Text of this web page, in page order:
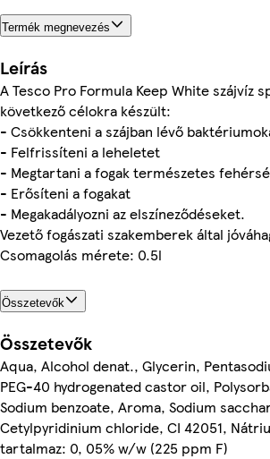
Termék megnevezés
Leírás
A Tesco Pro Formula Keep White szájvíz
következő célokra készült:
- Csökkenteni a szájban lévő
- Felfrissíteni a leheletet
- Megtartani a fogak természetes
- Erősíteni a fogakat
- Megakadályozni az elszíneződéseket.
Vezető fogászati szakemberek által
Csomagolás mérete: 0.5l
Összetevők
Összetevők
Aqua, Alcohol denat., Glycerin,
PEG-40 hydrogenated castor oil,
Sodium benzoate, Aroma, Sodium
Cetylpyridinium chloride, CI 42051,
tartalmaz: 0, 05% w/w (225 ppm F)